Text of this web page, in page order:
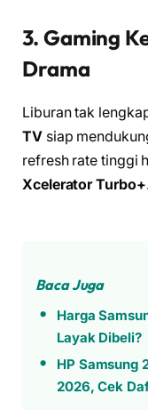
3. Gaming
Drama
Liburan tak
TVsiap
refresh rate tinggi
Xcelerator Turbo+
Baca Juga
Harga
Layak Dibeli?
HP Samsung
2026, Cek